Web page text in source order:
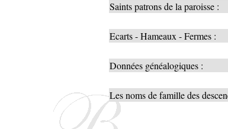
Saints patrons de la paroisse :
Ecarts - Hameaux - Fermes :
Données généalogiques :
Les noms de famille des